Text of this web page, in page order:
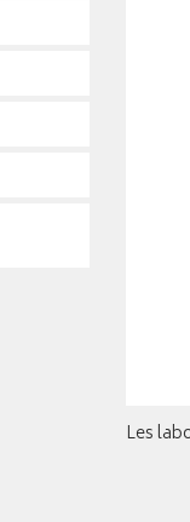
Les